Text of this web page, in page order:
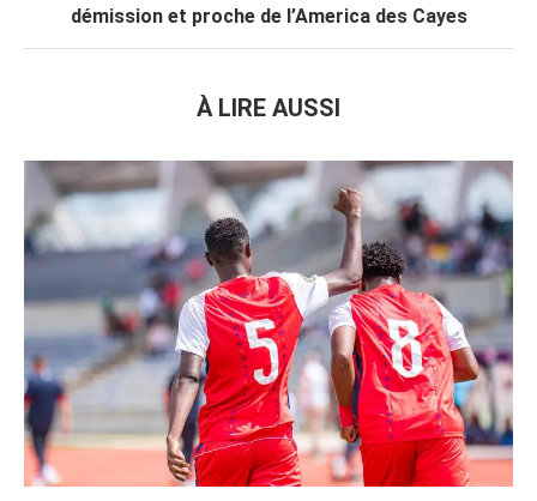
démission et proche de l’America des Cayes
À LIRE AUSSI